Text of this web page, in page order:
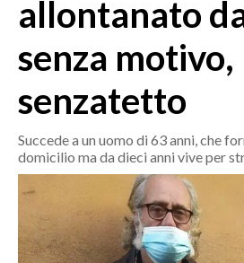
SASSARI E PROVINCIA
NUORO E PROVINCIA
OGLIASTRA
CRONACA
MONDO
allontanato
senza motivo,
senzatetto
Succede a un uomo di 63 anni, che
domicilio ma da dieci anni vive per